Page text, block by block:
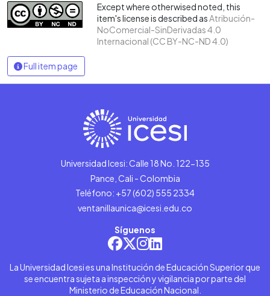
Except where otherwised noted, this
item's license is described asAtribución-
NoComercial-SinDerivadas 4.0
Internacional (CC BY-NC-ND 4.0)
Full item page
Universidad Icesi: Calle 18 No. 122-135
Pance, Cali - Colombia
Teléfono: +57 (602) 555 2334
ventanillaunica@icesi.edu.co
Síguenos
La Universidad Icesi es una Institución de Educación Superior que
se encuentra sujeta a inspección y vigilancia por parte del
Ministerio de Educación Nacional.